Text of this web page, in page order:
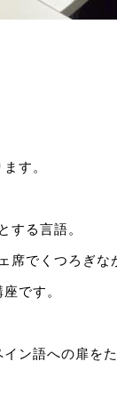
す。
する言語。
席でくつろぎな
です。
ン語への扉をた